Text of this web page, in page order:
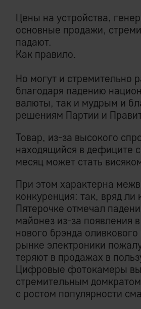
Цены на устройства,
основные продажи,
падают.
Как правило.
Но могут и стремительно
благодаря падению
валюты, так и мудрым и
решениям Партии и
Товар, из-за высокого
находящийся в дефиците
месяц может стать
При этом характерна
конкуренция: так, вряд ли
Пятерочке отмечал
майонез из-за появления
нового брэнда
рынке электроники
теряют в продажах в
Цифровые фотокамеры
стремительным
с ростом популярности